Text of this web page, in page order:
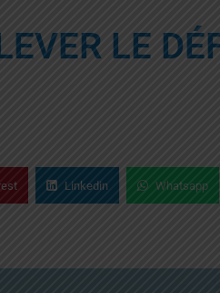
LE
Linkedin Whatsapp